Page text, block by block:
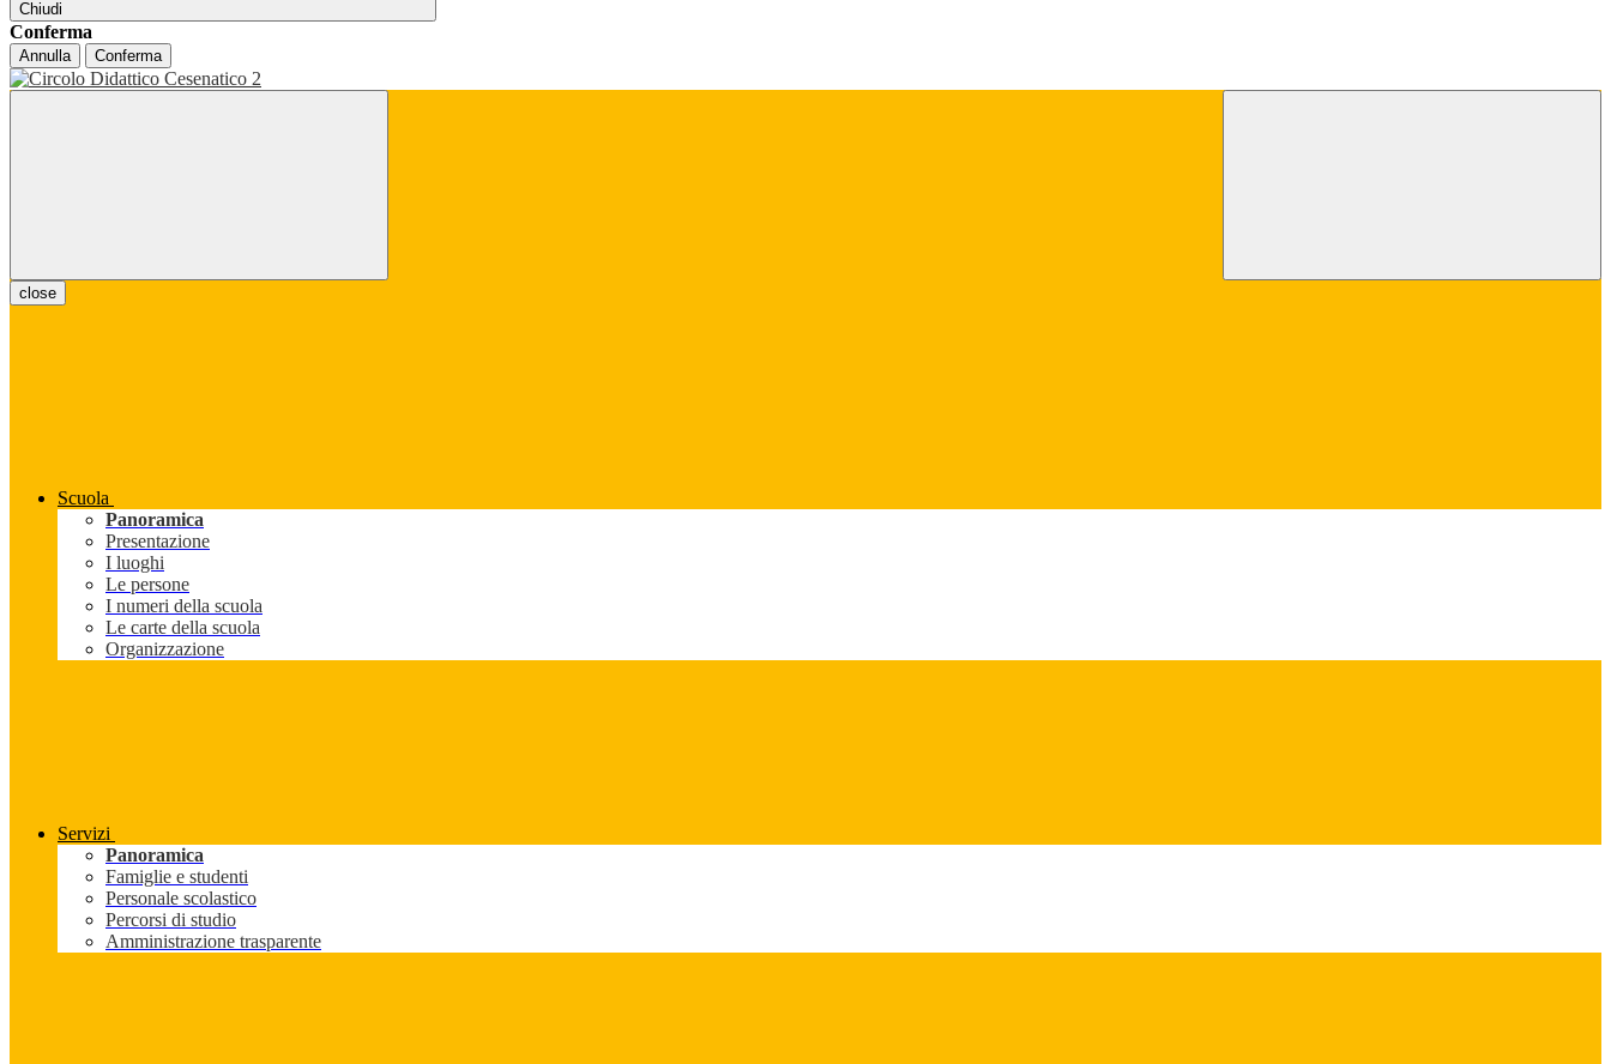
Chiudi
Conferma
Annulla Conferma
close
Scuola
Panoramica
Presentazione
I luoghi
Le persone
I numeri della scuola
Le carte della scuola
Organizzazione
Servizi
Panoramica
Famiglie e studenti
Personale scolastico
Percorsi di studio
Amministrazione trasparente